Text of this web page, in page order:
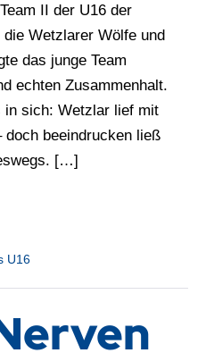
II der U16 der
Wetzlarer Wölfe und
das junge Team
echten Zusammenhalt.
in sich: Wetzlar lief mit
beeindrucken ließ
[…]
U16